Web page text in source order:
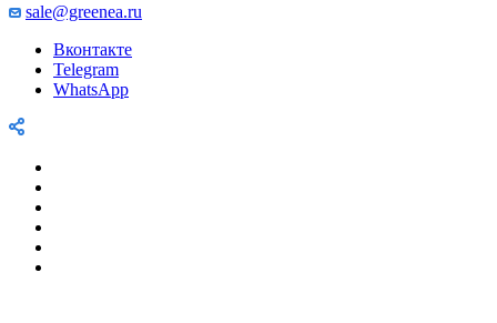
sale@greenea.ru
Вконтакте
Telegram
WhatsApp